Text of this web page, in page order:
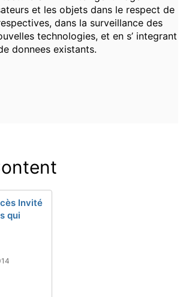
et les objets dans le respect de
dans la surveillance des
technologies, et en s’ integrant
donnees existants.
Invité
qui